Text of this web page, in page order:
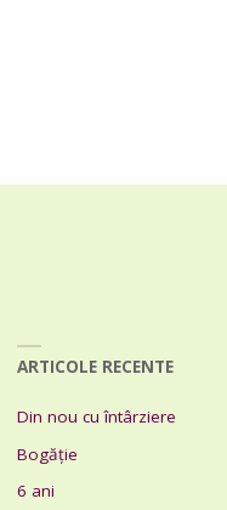
ARTICOLE RECENTE
Din nou cu întârziere
Bogăție
6 ani